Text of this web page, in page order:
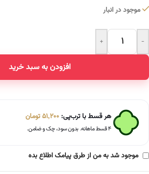
موجود در انبار
-
+
افزودن به سبد خرید
Alternative:
هر قسط با ترب‌پی: 51,200تومان
۴ قسط ماهانه. بدون سود، چک و ضامن.
موجود شد به من از طرق پیامک اطلاع بده